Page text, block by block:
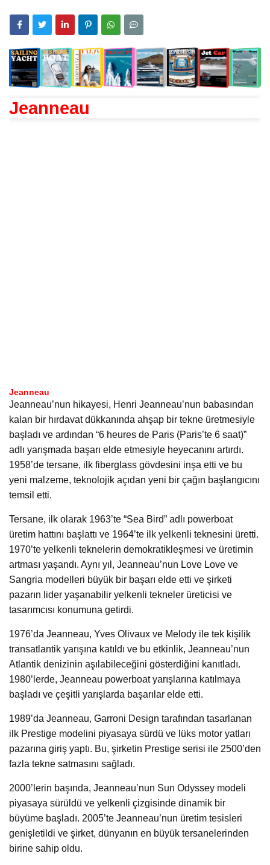
Jeanneau
Jeanneau
Jeanneau’nun hikayesi, Henri Jeanneau’nun babasından
kalan bir hırdavat dükkanında ahşap bir tekne üretmesiyle
başladı ve ardından “6 heures de Paris (Paris’te 6 saat)”
adlı yarışmada başarı elde etmesiyle heyecanını artırdı.
1958’de tersane, ilk fiberglass gövdesini inşa etti ve bu
yeni malzeme, teknolojik açıdan yeni bir çağın başlangıcını
temsil etti.
Tersane, ilk olarak 1963’te “Sea Bird” adlı powerboat
üretim hattını başlattı ve 1964’te ilk yelkenli teknesini üretti.
1970’te yelkenli teknelerin demokratikleşmesi ve üretimin
artması yaşandı. Aynı yıl, Jeanneau’nun Love Love ve
Sangria modelleri büyük bir başarı elde etti ve şirketi
pazarın lider yaşanabilir yelkenli tekneler üreticisi ve
tasarımcısı konumuna getirdi.
1976’da Jeanneau, Yves Olivaux ve Melody ile tek kişilik
transatlantik yarışına katıldı ve bu etkinlik, Jeanneau’nun
Atlantik denizinin aşılabileceğini gösterdiğini kanıtladı.
1980’lerde, Jeanneau powerboat yarışlarına katılmaya
başladı ve çeşitli yarışlarda başarılar elde etti.
1989’da Jeanneau, Garroni Design tarafından tasarlanan
ilk Prestige modelini piyasaya sürdü ve lüks motor yatları
pazarına giriş yaptı. Bu, şirketin Prestige serisi ile 2500’den
fazla tekne satmasını sağladı.
2000’lerin başında, Jeanneau’nun Sun Odyssey modeli
piyasaya sürüldü ve yelkenli çizgisinde dinamik bir
büyüme başladı. 2005’te Jeanneau’nun üretim tesisleri
genişletildi ve şirket, dünyanın en büyük tersanelerinden
birine sahip oldu.